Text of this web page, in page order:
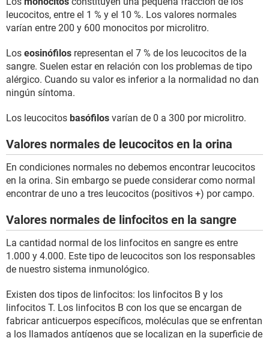
leucocitos, entre el 1 % y el 10 %. Los valores normales
varían entre 200 y 600 monocitos por microlitro.
Los eosinófilos representan el 7 % de los leucocitos de la
sangre. Suelen estar en relación con los problemas de tipo
alérgico. Cuando su valor es inferior a la normalidad no dan
ningún síntoma.
Los leucocitos basófilos varían de 0 a 300 por microlitro.
Valores normales de leucocitos en la orina
En condiciones normales no debemos encontrar leucocitos
en la orina. Sin embargo se puede considerar como normal
encontrar de uno a tres leucocitos (positivos +) por campo.
Valores normales de linfocitos en la sangre
La cantidad normal de los linfocitos en sangre es entre
1.000 y 4.000. Este tipo de leucocitos son los responsables
de nuestro sistema inmunológico.
Existen dos tipos de linfocitos: los linfocitos B y los
linfocitos T. Los linfocitos B con los que se encargan de
fabricar anticuerpos específicos, moléculas que se enfrentan
a los llamados antígenos que se localizan en la superficie de